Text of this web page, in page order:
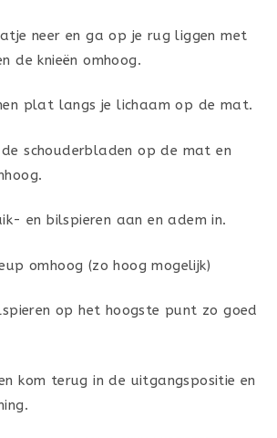
neer en ga op je rug liggen met
de knieën omhoog.
plat langs je lichaam op de mat.
op de mat en
bilspieren aan en adem in.
omhoog (zo hoog mogelijk)
op het hoogste punt zo goed
terug in de uitgangspositie en